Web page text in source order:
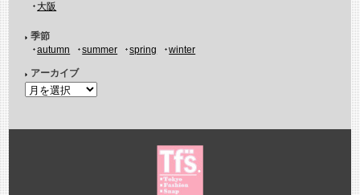
大阪
季節
autumn
summer spring winter
アーカイブ